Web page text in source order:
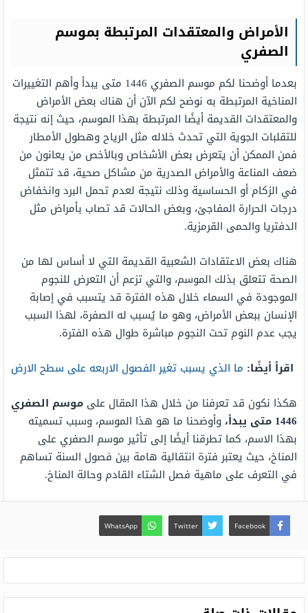
الأمراض والمعتقدات المرتبطة بموسم
الصفري
بعدما أوضحنا لكم موسم الصفري 1446 متى يبدأ وأهم التغييرات
المناخية المرتبطة به نوضح لكم الآن أن هناك بعض الأمراض
والمعتقدات القديمة أيضًا المرتبطة بهذا الموسم، حيث إنه نتيجة
للتقلبات الجوية التي تحدث خلاله مثل الرياح وهطول الأمطار
فمن الممكن أن يتعرض بعض الأشخاص وبالأخص من يعانون من
ضعف المناعة والأمراض الصدرية من مشاكل صحية، قد تتمثل
في الزكام أو الحساسية وذلك نتيجة لعدم تحمل البرد وانخفاض
درجات الحرارة المفاجئ، وبعض الحالات قد تصاب بأمراض مثل
الدفتريا والحمى القرمزية.
هناك بعض الاعتقادات الشعبية القديمة التي لا أساس لها من
الصحة تتعلق بذلك الموسم، والتي تزعم أن التعرض للنجوم
الموجودة في السماء خلال هذه الفترة قد يتسبب في إصابة
الإنسان ببعض الأمراض، وهو ما يُسبب له الصفرة، لهذا السبب
يجب عدم النوم تحت النجوم مباشرة طوال هذه الفترة.
اقرأ أيضًا: ما الذي يسبب تغير الفصول الاربعه على سطح الارض
هكذا نكون قد تعرفنا من خلال هذا المقال على موسم الصفري
1446 متى يبدأ،
وأوضحنا ما هو هذا الموسم، وسبب تسميته
بهذا الاسم، كما تطرقنا أيضًا إلى تأثير موسم الصفري على
المناخ، حيث يعتبر فترة انتقالية هامة بين فصول السنة تساهم
في التعرف على ماهية فصل الشتاء القادم وحالة المناخ.
Facebook
Twitter
WhatsApp